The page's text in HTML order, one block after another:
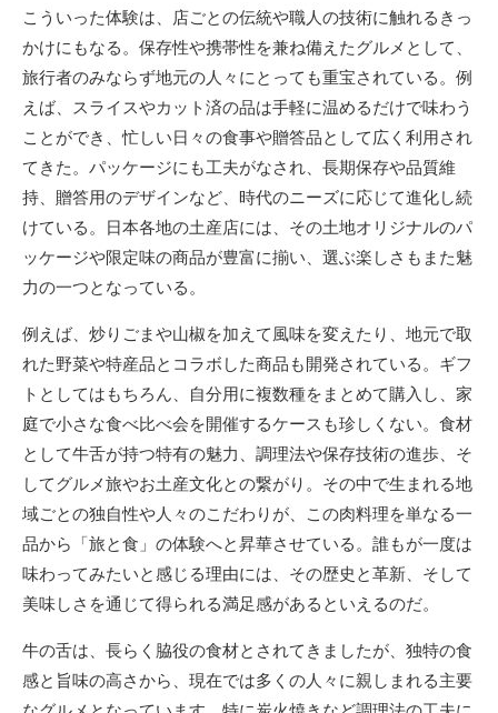
こういった体験は、店ごとの伝統や職人の技術に触れるきっ
かけにもなる。保存性や携帯性を兼ね備えたグルメとして、
旅行者のみならず地元の人々にとっても重宝されている。例
えば、スライスやカット済の品は手軽に温めるだけで味わう
ことができ、忙しい日々の食事や贈答品として広く利用され
てきた。パッケージにも工夫がなされ、長期保存や品質維
持、贈答用のデザインなど、時代のニーズに応じて進化し続
けている。日本各地の土産店には、その土地オリジナルのパ
ッケージや限定味の商品が豊富に揃い、選ぶ楽しさもまた魅
力の一つとなっている。
例えば、炒りごまや山椒を加えて風味を変えたり、地元で取
れた野菜や特産品とコラボした商品も開発されている。ギフ
トとしてはもちろん、自分用に複数種をまとめて購入し、家
庭で小さな食べ比べ会を開催するケースも珍しくない。食材
として牛舌が持つ特有の魅力、調理法や保存技術の進歩、そ
してグルメ旅やお土産文化との繋がり。その中で生まれる地
域ごとの独自性や人々のこだわりが、この肉料理を単なる一
品から「旅と食」の体験へと昇華させている。誰もが一度は
味わってみたいと感じる理由には、その歴史と革新、そして
美味しさを通じて得られる満足感があるといえるのだ。
牛の舌は、長らく脇役の食材とされてきましたが、独特の食
感と旨味の高さから、現在では多くの人々に親しまれる主要